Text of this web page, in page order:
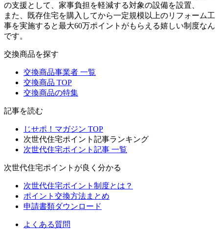
の支援として、家事負担を軽減する対象の設備を設置、
また、既存住宅を購入してから一定規模以上のリフォーム工
事を実施すると最大60万ポイントがもらえる嬉しい制度なん
です。
交換商品を探す
交換商品事業者 一覧
交換商品 TOP
交換商品の特集
記事を読む
じせポ！マガジン TOP
次世代住宅ポイント記事ランキング
次世代住宅ポイント記事 一覧
次世代住宅ポイントが良く分かる
次世代住宅ポイント制度とは？
ポイント交換方法まとめ
申請書類ダウンロード
よくある質問